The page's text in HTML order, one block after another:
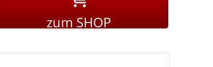
zum SHOP